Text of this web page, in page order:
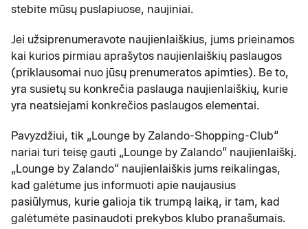
stebite mūsų puslapiuose, naujiniai.
Jei užsiprenumeravote naujienlaiškius, jums prieinamos
kai kurios pirmiau aprašytos naujienlaiškių paslaugos
(priklausomai nuo jūsų prenumeratos apimties). Be to,
yra susietų su konkrečia paslauga naujienlaiškių, kurie
yra neatsiejami konkrečios paslaugos elementai.
Pavyzdžiui, tik „Lounge by Zalando-Shopping-Club“
nariai turi teisę gauti „Lounge by Zalando“ naujienlaiškį.
„Lounge by Zalando“ naujienlaiškis jums reikalingas,
kad galėtume jus informuoti apie naujausius
pasiūlymus, kurie galioja tik trumpą laiką, ir tam, kad
galėtumėte pasinaudoti prekybos klubo pranašumais.